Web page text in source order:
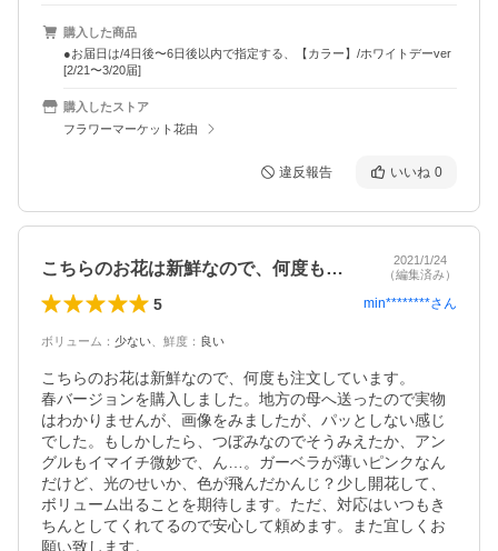
購入した商品
●お届日は/4日後〜6日後以内で指定する、【カラー】/ホワイトデーver
[2/21〜3/20届]
購入したストア
フラワーマーケット花由
違反報告 いいね 0
こちらのお花は新鮮なので、何度も注文し…
2021/1/24
（編集済み）
5 min********さん
ボリューム ： 少ない 鮮度 ： 良い
こちらのお花は新鮮なので、何度も注文しています。
春バージョンを購入しました。地方の母へ送ったので実物
はわかりませんが、画像をみましたが、パッとしない感じ
でした。もしかしたら、つぼみなのでそうみえたか、アン
グルもイマイチ微妙で、ん…。ガーベラが薄いピンクなん
だけど、光のせいか、色が飛んだかんじ？少し開花して、
ボリューム出ることを期待します。ただ、対応はいつもき
ちんとしてくれてるので安心して頼めます。また宜しくお
願い致します。